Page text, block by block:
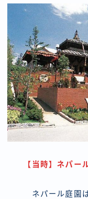
【当時】ネパー
ネパール庭園